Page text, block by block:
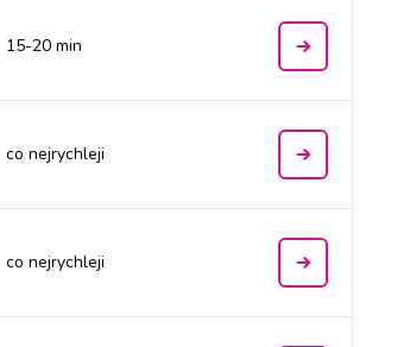
15-20 min
co nejrychleji
co nejrychleji